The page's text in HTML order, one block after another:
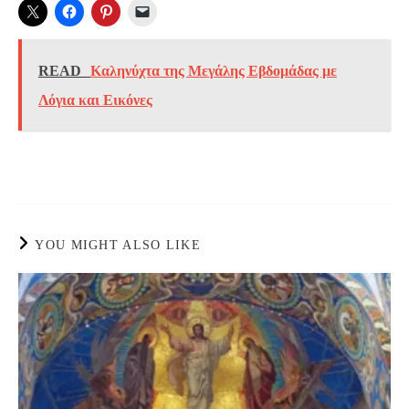
READ
Καληνύχτα της Μεγάλης Εβδομάδας με
Λόγια και Εικόνες
YOU MIGHT ALSO LIKE